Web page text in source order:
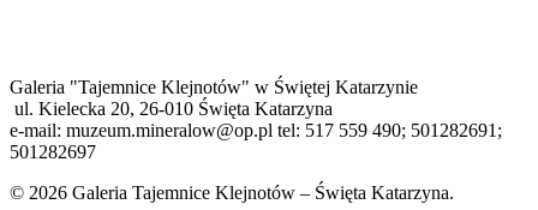
Galeria "Tajemnice Klejnotów" w Świętej Katarzynie
ul. Kielecka 20, 26-010 Święta Katarzyna
e-mail: muzeum.mineralow@op.pl tel: 517 559 490; 501282691;
501282697
© 2026 Galeria Tajemnice Klejnotów – Święta Katarzyna.